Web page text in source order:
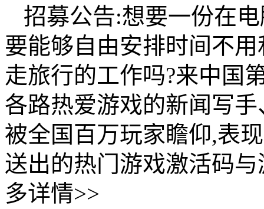
招募公告:想要一份在
要能够自由安排时间不
走旅行的工作吗?来中国
各路热爱游戏的新闻写
被全国百万玩家瞻仰,表
送出的热门游戏激活码
多详情>>